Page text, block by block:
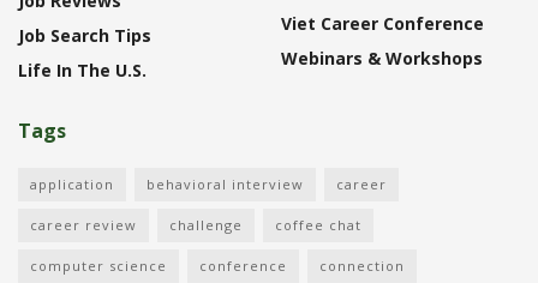
Job Search Tips
Life In The U.S.
Viet Career Conference
Webinars & Workshops
Tags
application behavioral interview career
career review challenge coffee chat
computer science conference connection